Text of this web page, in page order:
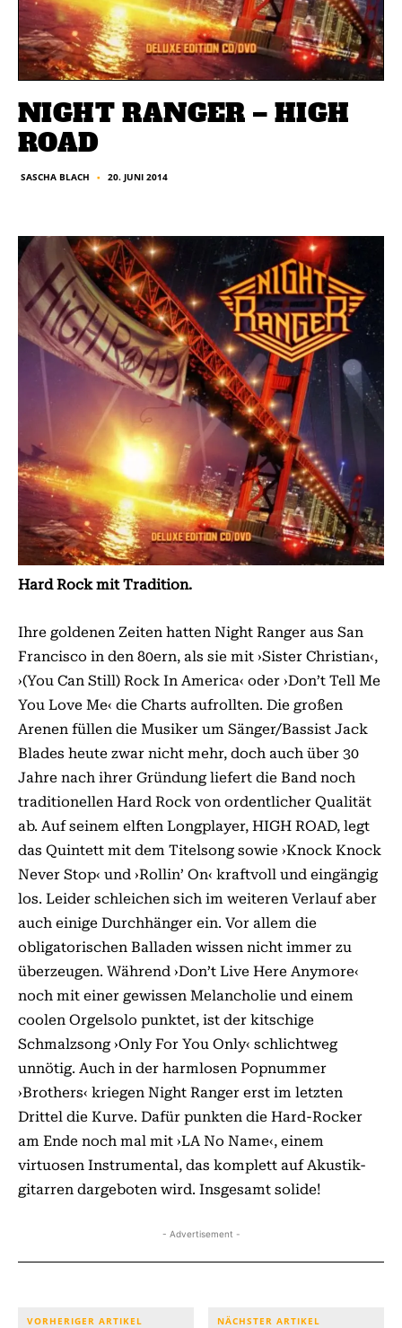
NIGHT RANGER – HIGH
ROAD
SASCHA BLACH ■ 20. JUNI 2014
Hard Rock mit Tradition.
Ihre goldenen Zeiten hatten Night Ranger aus San
Francisco in den 80ern, als sie mit ›Sister Christian‹,
›(You Can Still) Rock In America‹ oder ›Don’t Tell Me
You Love Me‹ die Charts aufrollten. Die großen
Arenen füllen die Musiker um Sänger/Bassist Jack
Blades heute zwar nicht mehr, doch auch über 30
Jahre nach ihrer Gründung liefert die Band noch
traditionellen Hard Rock von ordentlicher Qualität
ab. Auf seinem elften Longplayer, HIGH ROAD, legt
das Quintett mit dem Titelsong sowie ›Knock Knock
Never Stop‹ und ›Rollin’ On‹ kraftvoll und eingängig
los. Leider schleichen sich im weiteren Verlauf aber
auch einige Durchhänger ein. Vor allem die
obligatorischen Balladen wissen nicht immer zu
überzeugen. Während ›Don’t Live Here Anymore‹
noch mit einer gewissen Melancholie und einem
coolen Orgelsolo punktet, ist der kitschige
Schmalzsong ›Only For You Only‹ schlichtweg
unnötig. Auch in der harmlosen Popnummer
›Brothers‹ kriegen Night Ranger erst im letzten
Drittel die Kurve. Dafür punkten die Hard-Rocker
am Ende noch mal mit ›LA No Name‹, einem
virtuosen Instrumental, das komplett auf Akustik-
gitarren dargeboten wird. Insgesamt solide!
- Advertisement -
VORHERIGER ARTIKEL NÄCHSTER ARTIKEL